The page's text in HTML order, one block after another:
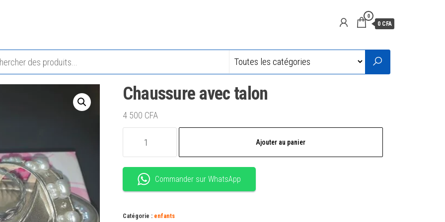
0
0 CFA
Chaussure avec talon
4 500 CFA
avec
talon
Ajouter au panier
Commander sur WhatsApp
Catégorie : enfants